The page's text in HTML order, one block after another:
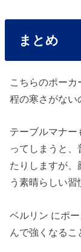
まとめ
こちらのポー
程の寒さがない
テーブルマナー
ってしまうと
たりしますが、
う素晴らしい習
ベルリン にポ
んで強くなるこ